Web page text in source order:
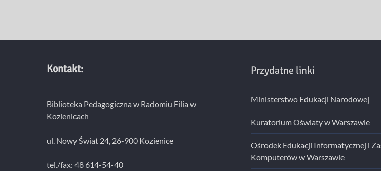
Kontakt:
Biblioteka Pedagogiczna w Radomiu Filia w
Kozienicach
ul. Nowy Świat 24, 26-900 Kozienice
tel./fax: 48 614-54-40
Przydatne linki
Ministerstwo Edukacji Narodowej
Kuratorium Oświaty w Warszawie
Ośrodek Edukacji Informatycznej i
Komputerów w Warszawie